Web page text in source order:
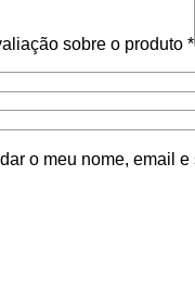
sobre o produto *
o meu nome, email